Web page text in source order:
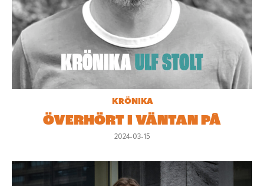
KRÖNIKA
ÖVERHÖRT I VÄNTAN PÅ
2024-03-15